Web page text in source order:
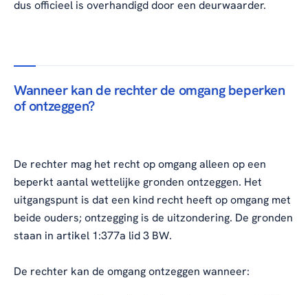
dus officieel is overhandigd door een deurwaarder.
Wanneer kan de rechter de omgang beperken
of ontzeggen?
De rechter mag het recht op omgang alleen op een
beperkt aantal wettelijke gronden ontzeggen. Het
uitgangspunt is dat een kind recht heeft op omgang met
beide ouders; ontzegging is de uitzondering. De gronden
staan in artikel 1:377a lid 3 BW.
De rechter kan de omgang ontzeggen wanneer: